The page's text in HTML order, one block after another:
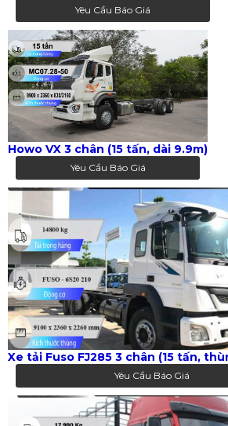
Yêu Cầu Báo Giá
Howo VX 3 chân (15 tấn, dài 9.9m)
Yêu Cầu Báo Giá
Xe tải Fuso FJ285 3 chân (15 tấn,
Yêu Cầu Báo Giá